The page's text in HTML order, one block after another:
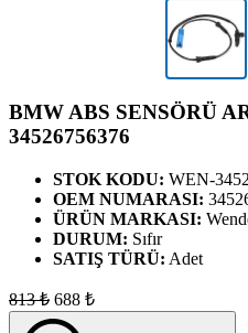
BMW ABS SENSÖRÜ
34526756376
STOK KODU: WEN-
OEM NUMARASI:
ÜRÜN MARKASI:
DURUM: Sıfır
SATIŞ TÜRÜ: Adet
813₺ 688 ₺